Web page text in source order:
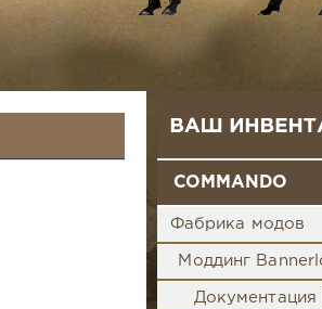
COMMANDO
Фабрика модов
Моддинг
Документация